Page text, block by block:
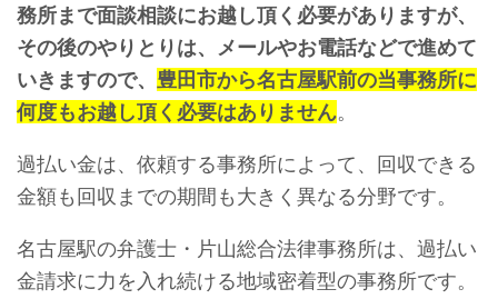
務所まで面談相談にお越し頂く必要がありますが、
その後のやりとりは、メールやお電話などで進めて
いきますので、 豊田市から名古屋駅前の当事務所に
何度もお越し頂く必要はありません。
過払い金は、依頼する事務所によって、回収できる
金額も回収までの期間も大きく異なる分野です。
名古屋駅の弁護士・片山総合法律事務所は、過払い
金請求に力を入れ続ける地域密着型の事務所です。